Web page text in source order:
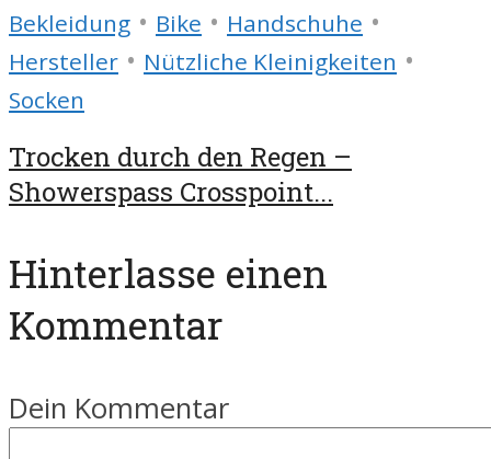
Bekleidung • Bike • Handschuhe •
Hersteller • Nützliche Kleinigkeiten •
Socken
Trocken durch den Regen –
Showerspass Crosspoint...
Hinterlasse einen
Kommentar
Dein Kommentar